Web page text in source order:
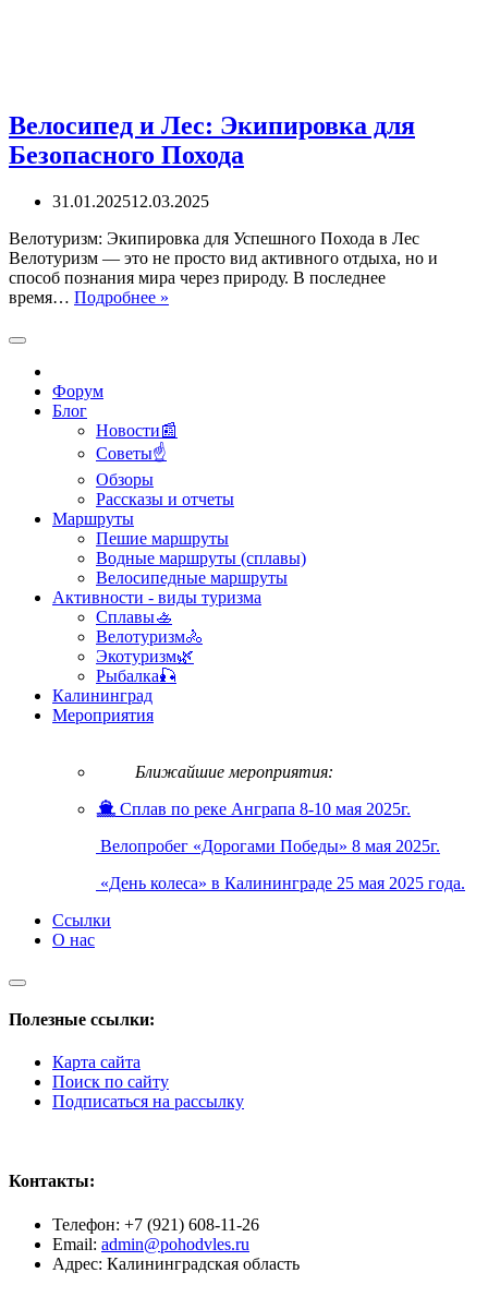
Велосипед и Лес: Экипировка для
Безопасного Похода
31.01.202512.03.2025
Велотуризм: Экипировка для Успешного Похода в Лес
Велотуризм — это не просто вид активного отдыха, но и
способ познания мира через природу. В последнее
время… Подробнее »
Форум
Блог
Новости📰
Советы☝
Обзоры
Рассказы и отчеты
Маршруты
Пешие маршруты
Водные маршруты (сплавы)
Велосипедные маршруты
Активности - виды туризма
Сплавы🚣
Велотуризм🚴
Экотуризм🌿
Рыбалка🎣
Калининград
Мероприятия
Ближайшие мероприятия:
Сплав по реке Анграпа 8-10 мая 2025г.
Велопробег «Дорогами Победы» 8 мая 2025г.
«День колеса» в Калининграде 25 мая 2025 года.
Ссылки
О нас
Полезные ссылки:
Карта сайта
Поиск по сайту
Подписаться на рассылку
Контакты:
Телефон: +7 (921) 608-11-26
Email: admin@pohodvles.ru
Адрес: Калининградская область